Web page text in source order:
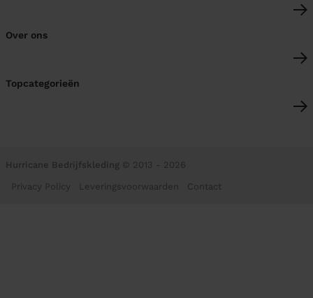
Over ons
Topcategorieën
Hurricane Bedrijfskleding © 2013 - 2026
Privacy Policy Leveringsvoorwaarden Contact